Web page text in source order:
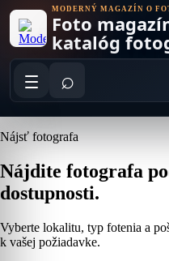
content
MODERNÝ MAGAZÍN O
Foto
katalóg
⌕
Nájsť fotografa
Nájdite fotografa
dostupnosti.
Vyberte lokalitu, typ fotenia a
k vašej požiadavke.